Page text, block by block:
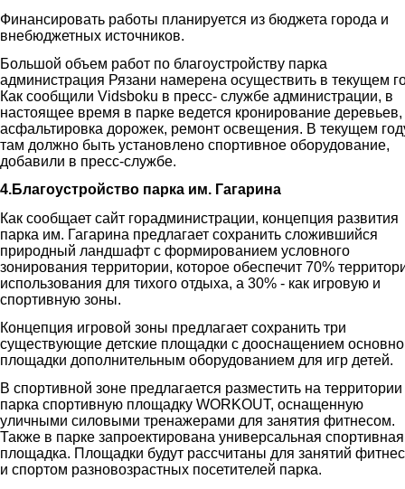
Финансировать работы планируется из бюджета города и
внебюджетных источников.
Большой объем работ по благоустройству парка
администрация Рязани намерена осуществить в текущем
Как сообщили Vidsboku в пресс- службе администрации, в
настоящее время в парке ведется кронирование деревьев,
асфальтировка дорожек, ремонт освещения. В текущем
там должно быть установлено спортивное оборудование,
добавили в пресс-службе.
4.Благоустройство парка им. Гагарина
Как сообщает сайт горадминистрации, концепция развития
парка им. Гагарина предлагает сохранить сложившийся
природный ландшафт с формированием условного
зонирования территории, которое обеспечит 70%
использования для тихого отдыха, а 30% - как игровую и
спортивную зоны.
Концепция игровой зоны предлагает сохранить три
существующие детские площадки с дооснащением
площадки дополнительным оборудованием для игр детей.
В спортивной зоне предлагается разместить на территории
парка спортивную площадку WORKOUT, оснащенную
уличными силовыми тренажерами для занятия фитнесом.
Также в парке запроектирована универсальная спортивная
площадка. Площадки будут рассчитаны для занятий
и спортом разновозрастных посетителей парка.